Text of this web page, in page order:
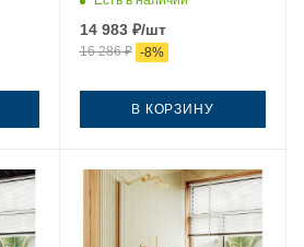
14 983₽/шт
16 286₽ -8%
В КОРЗИНУ